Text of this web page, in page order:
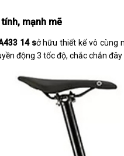
mạnh mẽ
14 sở hữu thiết kế vô cùng
động 3 tốc độ, chắc chắn